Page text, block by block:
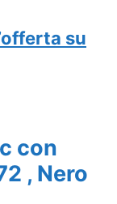
su
con
, Nero